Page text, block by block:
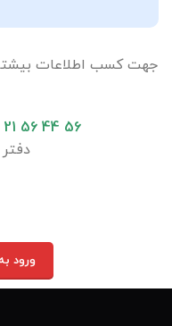
جهت كسب اطلاعات بيشتر
21 56 44 56
ورود